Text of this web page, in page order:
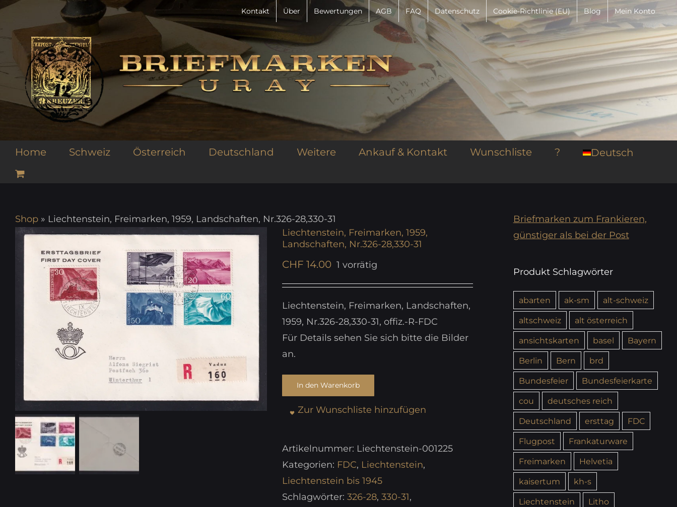
Zum
springen
Kontakt Über Bewertungen AGB FAQ Datenschutz Cookie-Richtlinie (EU) Blog Mein Konto
Home Schweiz Österreich Deutschland Weitere Ankauf & Kontakt Wunschliste ? Deutsch
Shop » Liechtenstein, Freimarken, 1959, Landschaften, Nr.326-28,330-31
Liechtenstein, Freimarken, 1959,
Landschaften, Nr.326-28,330-31
CHF 14.00 1 vorrätig
Liechtenstein, Freimarken, Landschaften,
1959, Nr.326-28,330-31, offiz.-R-FDC
Für Details sehen Sie sich bitte die Bilder
an.
In den Warenkorb
Zur Wunschliste hinzufügen
Artikelnummer: Liechtenstein-001225
Kategorien: FDC, Liechtenstein,
Liechtenstein bis 1945
Schlagwörter: 326-28, 330-31,
Briefmarken zum Frankieren,
günstiger als bei der Post
Produkt Schlagwörter
abarten ak-sm
alt-schweiz
altschweiz
alt österreich
ansichtskarten
basel
Bayern
Berlin
Bern
brd
Bundesfeier
Bundesfeierkarte
cou
deutsches reich
Deutschland
ersttag
FDC
Flugpost
Frankaturware
Freimarken
Helvetia
kaisertum
kh-s
Liechtenstein
Litho